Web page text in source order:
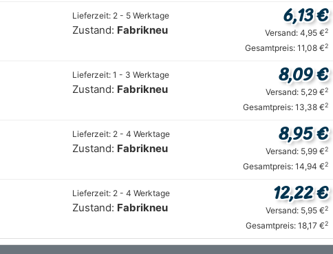
Lieferzeit: 2 - 5 Werktage
Zustand: Fabrikneu
6,13 €
Versand: 4,95 €2
Gesamtpreis: 11,08 €2
Lieferzeit: 1 - 3 Werktage
Zustand: Fabrikneu
8,09 €
Versand: 5,29 €2
Gesamtpreis: 13,38 €2
Lieferzeit: 2 - 4 Werktage
Zustand: Fabrikneu
8,95 €
Versand: 5,99 €2
Gesamtpreis: 14,94 €2
Lieferzeit: 2 - 4 Werktage
Zustand: Fabrikneu
12,22 €
Versand: 5,95 €2
Gesamtpreis: 18,17 €2